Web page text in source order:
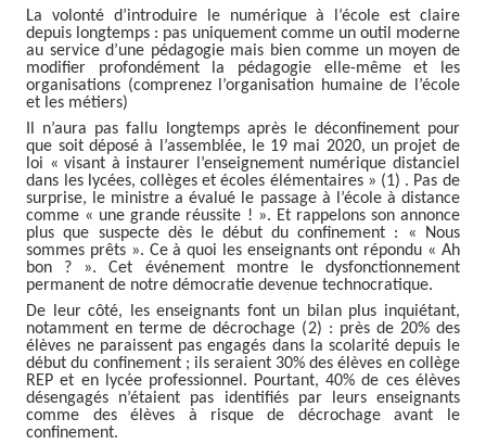
La volonté d’introduire le numérique à l’école est claire
depuis longtemps : pas uniquement comme un outil moderne
au service d’une pédagogie mais bien comme un moyen de
modifier profondément la pédagogie elle-même et les
organisations (comprenez l’organisation humaine de l’école
et les métiers)
Il n’aura pas fallu longtemps après le déconfinement pour
que soit déposé à l’assemblée, le 19 mai 2020, un projet de
loi « visant à instaurer l’enseignement numérique distanciel
dans les lycées, collèges et écoles élémentaires » (1) . Pas de
surprise, le ministre a évalué le passage à l’école à distance
comme « une grande réussite ! ». Et rappelons son annonce
plus que suspecte dès le début du confinement : « Nous
sommes prêts ». Ce à quoi les enseignants ont répondu « Ah
bon ? ». Cet événement montre le dysfonctionnement
permanent de notre démocratie devenue technocratique.
De leur côté, les enseignants font un bilan plus inquiétant,
notamment en terme de décrochage (2) : près de 20% des
élèves ne paraissent pas engagés dans la scolarité depuis le
début du confinement ; ils seraient 30% des élèves en collège
REP et en lycée professionnel. Pourtant, 40% de ces élèves
désengagés n’étaient pas identifiés par leurs enseignants
comme des élèves à risque de décrochage avant le
confinement.